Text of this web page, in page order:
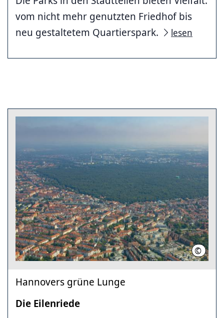
vom nicht mehr genutzten Friedhof bis
neu gestaltetem Quartierspark.
lesen
© HMTG
Hannovers grüne Lunge
Die Eilenriede